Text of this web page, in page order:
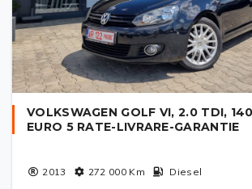
VOLKSWAGEN GOLF VI, 2.0 TDI,
EURO 5 RATE-LIVRARE-GARANTIE
2013 272 000Km Diesel